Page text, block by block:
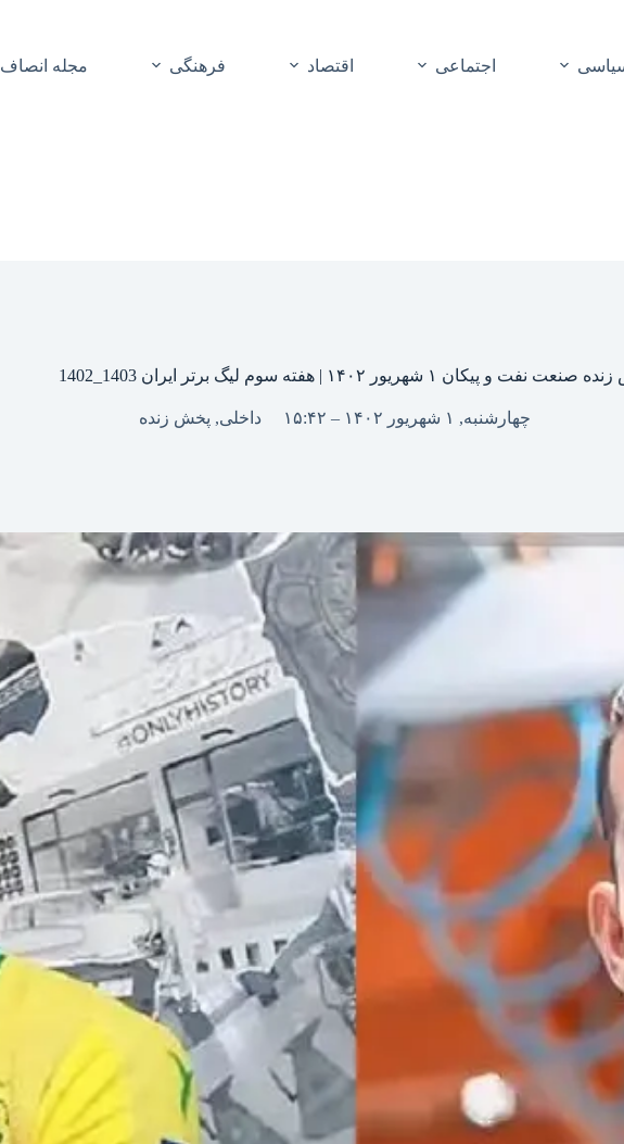
اجتماعی اقتصاد فرهنگی مجله انصاف
نفت و پیکان ۱ شهریور ۱۴۰۲ | هفته سوم لیگ برتر ایران 1403_1402
چهارشنبه, ۱ شهریور ۱۴۰۲ – ۱۵:۴۲ داخلی, پخش زنده